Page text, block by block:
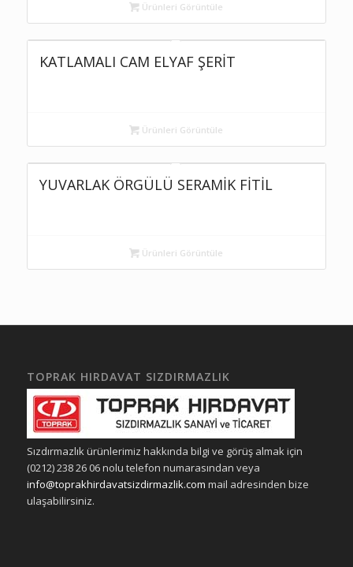
Ürünleri Görüntüle
KATLAMALI CAM ELYAF ŞERİT
Ürünleri Görüntüle
YUVARLAK ÖRGÜLÜ SERAMİK FİTİL
Ürünleri Görüntüle
TOPRAK HIRDAVAT SIZDIRMAZLIK
Sızdırmazlık ürünlerimiz hakkında bilgi ve görüş almak için
(0212) 238 26 06 nolu telefon numarasından veya
info@toprakhirdavatsizdirmazlik.com mail adresinden bize
ulaşabilirsiniz.